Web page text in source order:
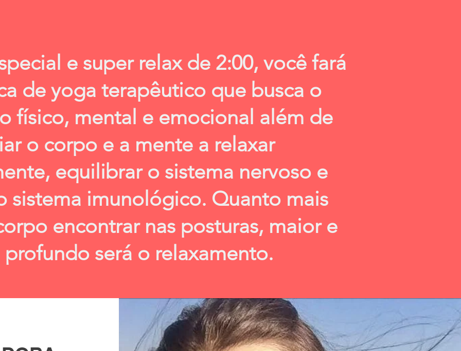
e super relax de 2:00, você fará
de yoga terapêutico que busca o
físico, mental e emocional além de
o corpo e a mente a relaxar
equilibrar o sistema nervoso e
sistema imunológico. Quanto mais
encontrar nas posturas, maior e
profundo será o relaxamento.